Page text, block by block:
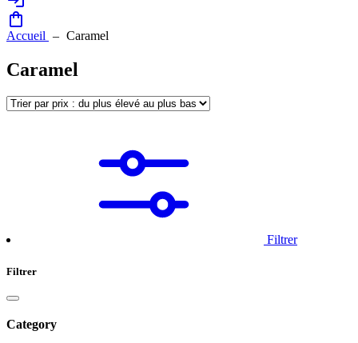
Accueil Caramel
Caramel
Filtrer
Filtrer
Category